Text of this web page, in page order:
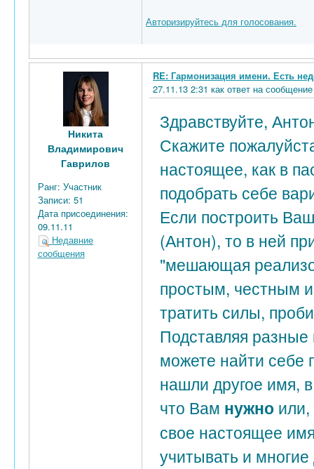
Авторизируйтесь для голосования.
Никита
Владимирович
Гаврилов
Ранг: Участник
Записи: 51
Дата присоединения:
09.11.11
Недавние
сообщения
RE: Гармонизация имени. Есть
27.11.13 2:31 как ответ на
Здравствуйте,
Скажите
настоящее, как в
подобрать себе
Если построить
(Антон), то в ней
"мешающая
простым, честным
тратить силы,
Подставляя
можете найти
нашли другое имя,
что Вам нужно
свое настоящее
учитывать и